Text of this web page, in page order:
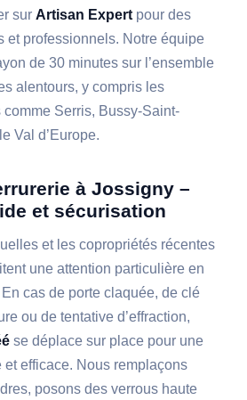
surArtisan Expertpour des
et professionnels. Notre équipe
de 30 minutes sur l’ensemble
alentours, y compris les
Serris, Bussy-Saint-
Val d’Europe.
à Jossigny –
et sécurisation
et les copropriétés récentes
une attention particulière en
cas de porte claquée, de clé
ou de tentative d’effraction,
se déplace sur place pour une
et efficace. Nous remplaçons
posons des verrous haute